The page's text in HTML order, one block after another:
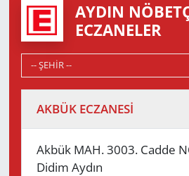
AYDIN
ECZANELER
AKBÜK ECZANESİ
Akbük MAH. 3003. Cadde
Didim Aydın